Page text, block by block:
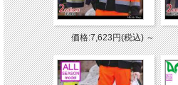
価格:7,623円(税込)～